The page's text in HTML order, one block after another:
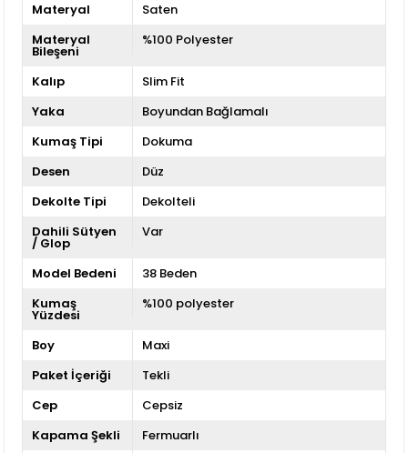
Materyal
Saten
Materyal
Bileşeni
%100 Polyester
Kalıp
Slim Fit
Yaka
Boyundan Bağlamalı
Kumaş Tipi
Dokuma
Desen
Düz
Dekolte Tipi
Dekolteli
Dahili Sütyen
/ Glop
Var
Model Bedeni
38 Beden
Kumaş
Yüzdesi
%100 polyester
Boy
Maxi
Paket İçeriği
Tekli
Cep
Cepsiz
Kapama Şekli
Fermuarlı